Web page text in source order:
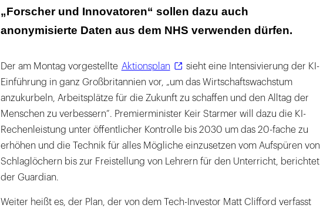
Privatwirtschaft soll Daten auch zu gewinnbringenden Zwecken
einsetzen dürfen
Datenschutzinteressen
„Forscher und Innovatoren“ sollen dazu auch
anonymisierte Daten aus dem NHS verwenden dürfen.
Der am Montag vorgestellte Aktionsplan
sieht eine Intensivierung der KI-
Einführung in ganz Großbritannien vor, „um das Wirtschaftswachstum
anzukurbeln, Arbeitsplätze für die Zukunft zu schaffen und den Alltag der
Menschen zu verbessern“. Premierminister Keir Starmer will dazu die KI-
Rechenleistung unter öffentlicher Kontrolle bis 2030 um das 20-fache zu
erhöhen und die Technik für alles Mögliche einzusetzen vom Aufspüren von
Schlaglöchern bis zur Freistellung von Lehrern für den Unterricht, berichtet
der Guardian.
Weiter heißt es, der Plan, der von dem Tech-Investor Matt Clifford verfasst